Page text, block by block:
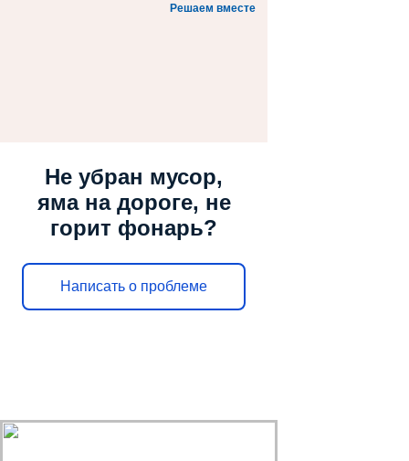
Решаем вместе
Не убран мусор,
яма на дороге, не
горит фонарь?
Написать о проблеме